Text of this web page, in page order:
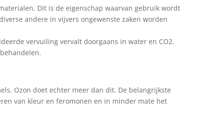
Dit is de eigenschap waarvan gebruik wordt
andere in vijvers ongewenste zaken worden
vervuiling vervalt doorgaans in water en CO2.
Ozon doet echter meer dan dit. De belangrijkste
van kleur en feromonen en in minder mate het